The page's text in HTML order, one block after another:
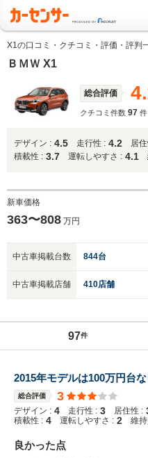
X1の口コミ・クチコミ・評価・評判
ＢＭＷ X1
総合評価
クチコミ件数 97 件
デザイン : 4.5 走行性 : 4.2 居
積載性 : 3.7 運転しやすさ : 4.1
新車価格
363〜808 万円
中古車掲載台数 844台
中古車掲載店舗 410店舗
97件
2015年モデルは100万円台
総合評価 3
デザイン : 4 走行性 : 3 居住性 :
積載性 : 4 運転しやすさ : 2 維
良かった点